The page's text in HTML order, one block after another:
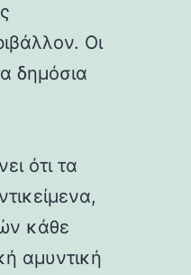
Οι
δημόσια
ότι τα
κάθε
αμυντική